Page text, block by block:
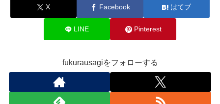
X Facebook はてブ
LINE Pinterest
fukurausagiをフォローする